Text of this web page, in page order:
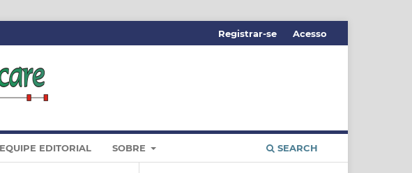
EQUIPE EDITORIAL SOBRE SEARCH
Registrar-se Acesso